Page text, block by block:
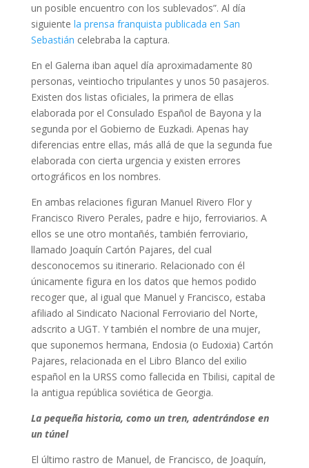
un posible encuentro con los sublevados”. Al día
siguiente la prensa franquista publicada en San
Sebastián celebraba la captura.
En el Galerna iban aquel día aproximadamente 80
personas, veintiocho tripulantes y unos 50 pasajeros.
Existen dos listas oficiales, la primera de ellas
elaborada por el Consulado Español de Bayona y la
segunda por el Gobierno de Euzkadi. Apenas hay
diferencias entre ellas, más allá de que la segunda fue
elaborada con cierta urgencia y existen errores
ortográficos en los nombres.
En ambas relaciones figuran Manuel Rivero Flor y
Francisco Rivero Perales, padre e hijo, ferroviarios. A
ellos se une otro montañés, también ferroviario,
llamado Joaquín Cartón Pajares, del cual
desconocemos su itinerario. Relacionado con él
únicamente figura en los datos que hemos podido
recoger que, al igual que Manuel y Francisco, estaba
afiliado al Sindicato Nacional Ferroviario del Norte,
adscrito a UGT. Y también el nombre de una mujer,
que suponemos hermana, Endosia (o Eudoxia) Cartón
Pajares, relacionada en el Libro Blanco del exilio
español en la URSS como fallecida en Tbilisi, capital de
la antigua república soviética de Georgia.
La pequeña historia, como un tren, adentrándose en
un túnel
El último rastro de Manuel, de Francisco, de Joaquín,